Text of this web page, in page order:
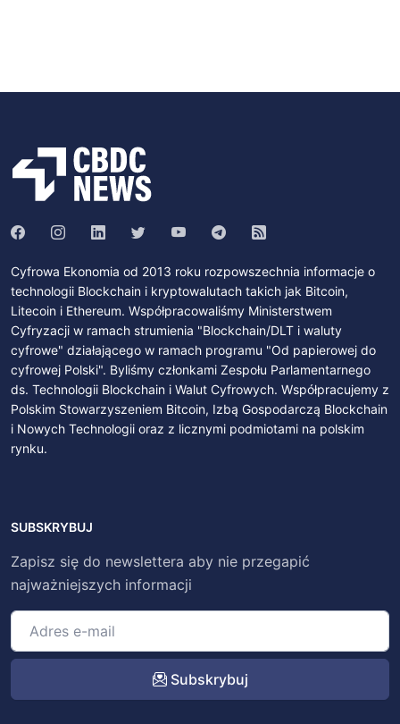
Cyfrowa Ekonomia od 2013 roku rozpowszechnia informacje o
technologii Blockchain i kryptowalutach takich jak Bitcoin,
Litecoin i Ethereum. Współpracowaliśmy Ministerstwem
Cyfryzacji w ramach strumienia "Blockchain/DLT i waluty
cyfrowe" działającego w ramach programu "Od papierowej do
cyfrowej Polski". Byliśmy członkami Zespołu Parlamentarnego
ds. Technologii Blockchain i Walut Cyfrowych. Współpracujemy z
Polskim Stowarzyszeniem Bitcoin, Izbą Gospodarczą Blockchain
i Nowych Technologii oraz z licznymi podmiotami na polskim
rynku.
SUBSKRYBUJ
Zapisz się do newslettera aby nie przegapić
najważniejszych informacji
Subskrybuj